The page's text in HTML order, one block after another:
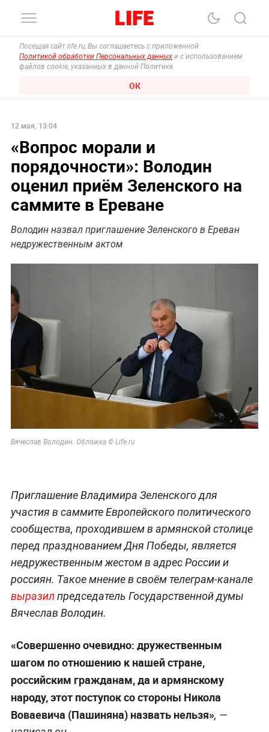
Посещая сайт life.ru, Вы соглашаетесь с приложенной
Политикой обработки Персональных данных и с использованием
файлов cookie, указанных в данной Политике.
ОК
12 мая, 13:04
«Вопрос морали и
порядочности»: Володин
оценил приём Зеленского на
саммите в Ереване
Володин назвал приглашение Зеленского в Ереван
недружественным актом
Вячеслав Володин. Обложка © Life.ru
Приглашение Владимира Зеленского для
участия в саммите Европейского политического
сообщества, проходившем в армянской столице
перед празднованием Дня Победы, является
недружественным жестом в адрес России и
россиян. Такое мнение в своём телеграм-канале
выразилпредседатель Государственной думы
Вячеслав Володин.
«Совершенно очевидно: дружественным
шагом по отношению к нашей стране,
российским гражданам, да и армянскому
народу, этот поступок со стороны Никола
Воваевича (Пашиняна) назвать нельзя», —